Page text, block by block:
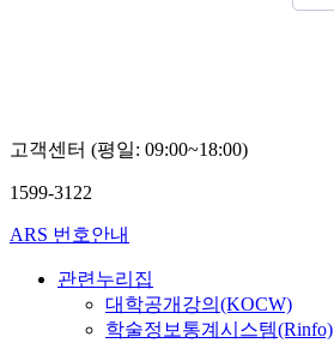
고객센터 (평일: 09:00~18:00)
1599-3122
ARS 번호안내
관련누리집
대학공개강의(KOCW)
학술정보통계시스템(Rinfo)